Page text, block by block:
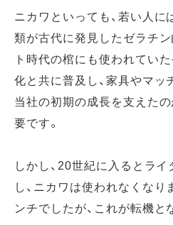
ニカワといっても、若い人に
類が古代に発見したゼラチ
ト時代の棺にも使われてい
化と共に普及し、家具やマッ
当社の初期の成長を支えた
要です。
しかし、20世紀に入るとラ
し、ニカワは使われなくな
ンチでしたが、これが転機と